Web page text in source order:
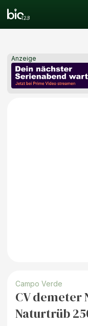
Anzeige
Campo Verde
CV demeter
Naturtrüb